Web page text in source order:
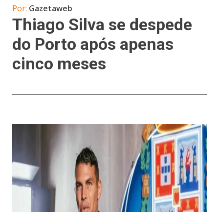
Por: Gazetaweb
Thiago Silva se despede
do Porto após apenas
cinco meses